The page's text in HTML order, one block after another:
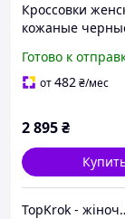
Кроссовки
кожаные
низком ходу на
подошве на
Готово к
от482₴/мес
2 895₴
TopKrok - жіноче та